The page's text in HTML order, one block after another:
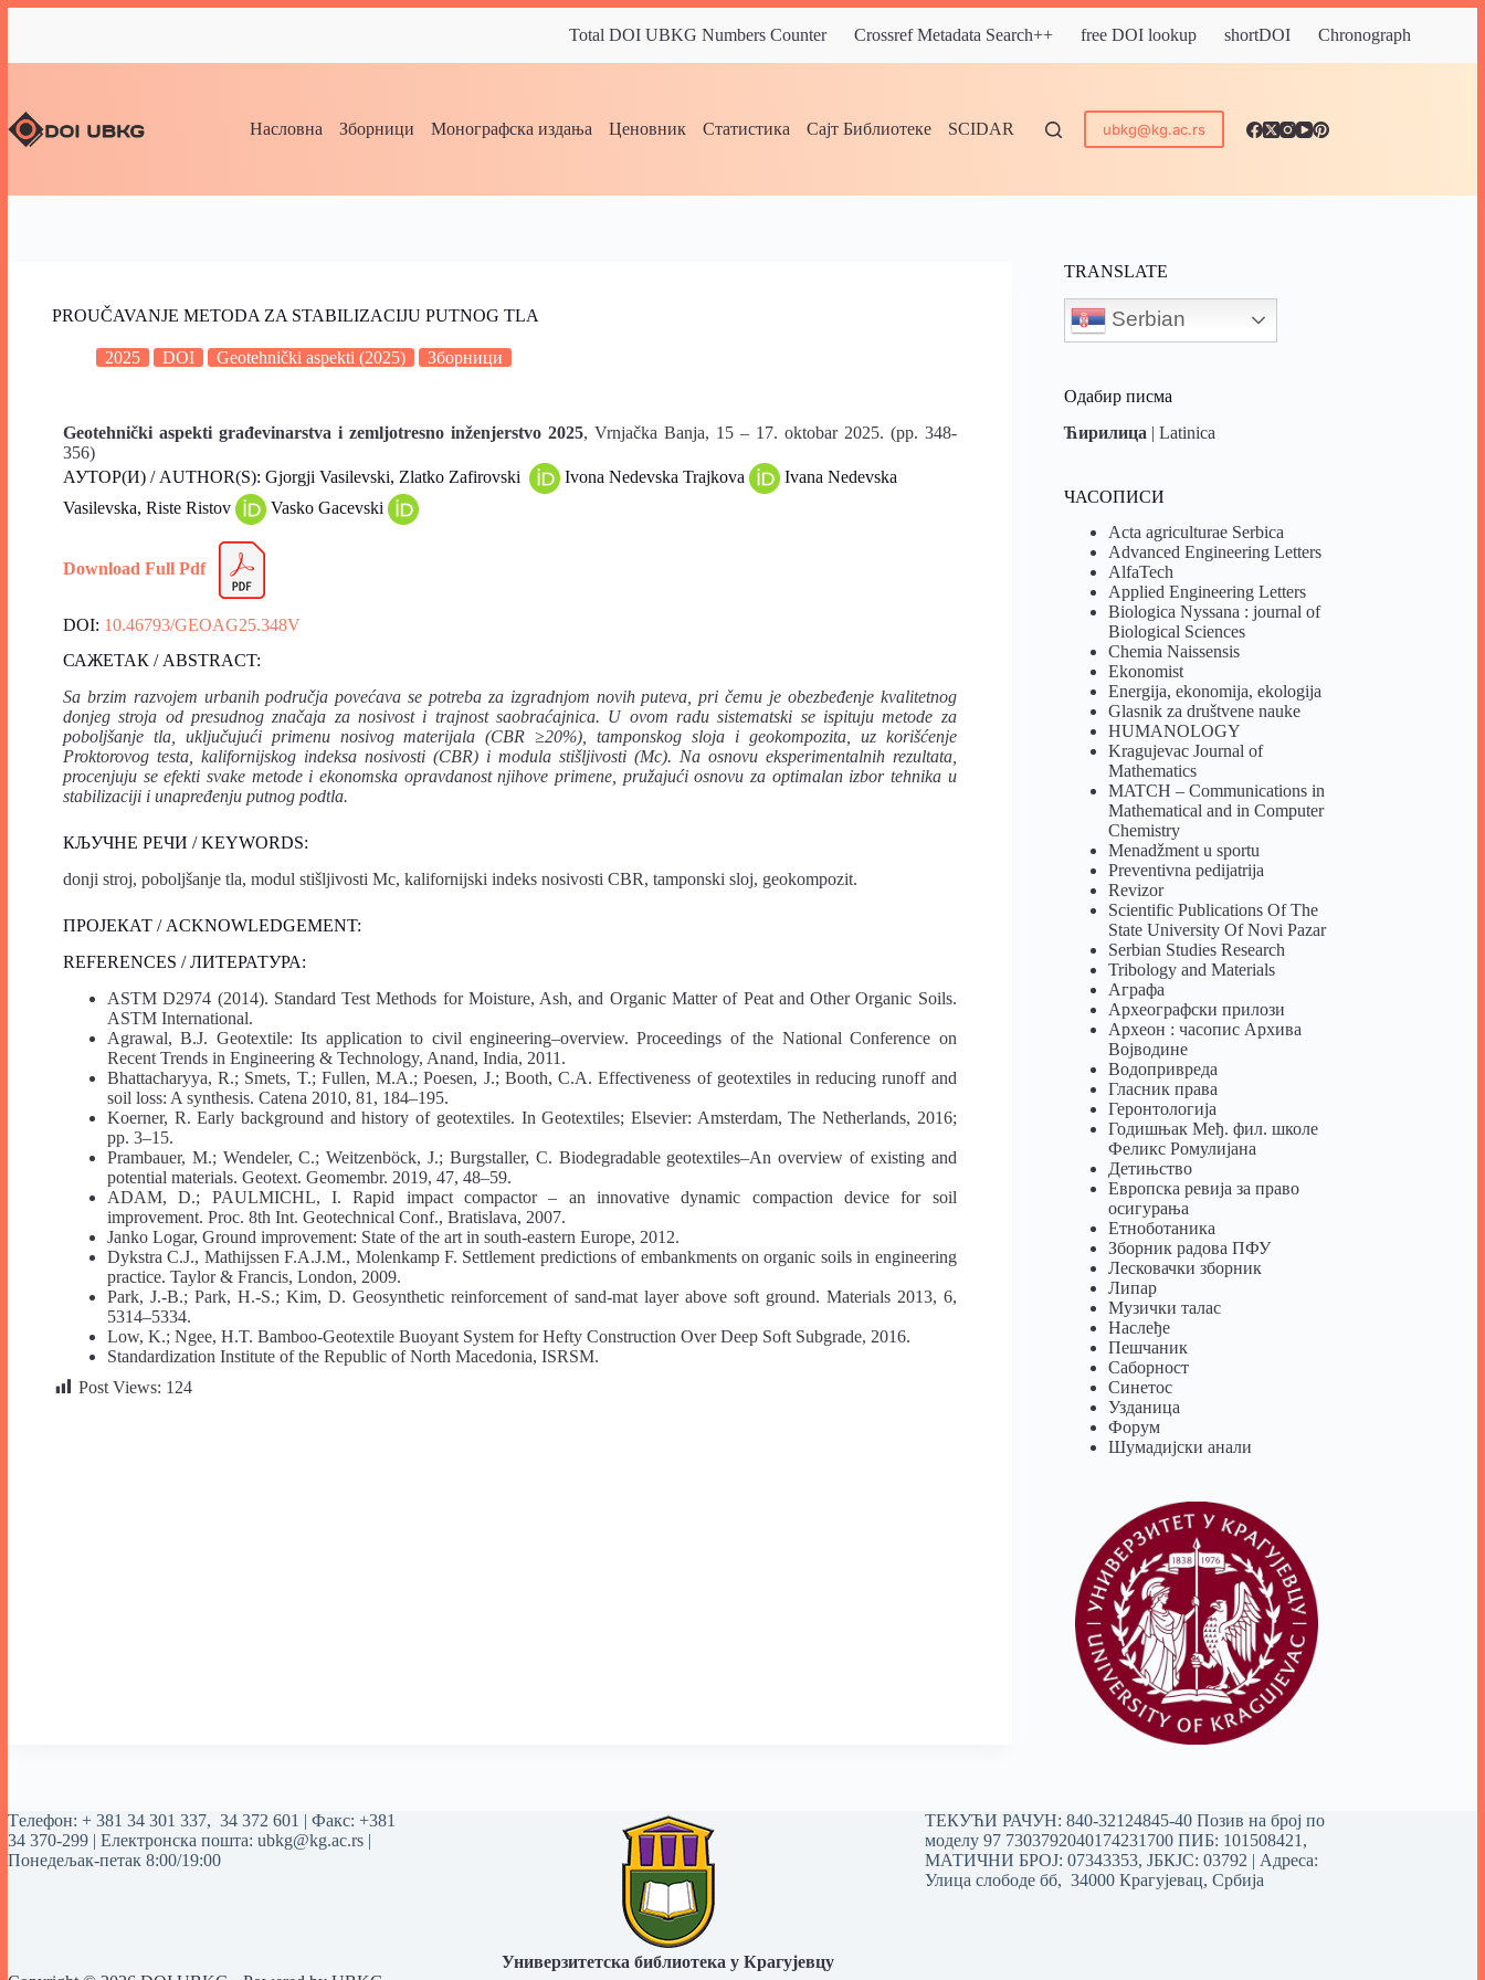
Total DOI UBKG Numbers Counter Crossref Metadata Search++ free DOI lookup shortDOI Chronograph
Насловна Зборници Монографска издања Ценовник Статистика Сајт Библиотеке SCIDAR ubkg@kg.ac.rs
PROUČAVANJE METODA ZA STABILIZACIJU PUTNOG TLA
2025 DOI Geotehnički aspekti (2025) Зборници
Geotehnički aspekti građevinarstva i zemljotresno inženjerstvo 2025, Vrnjačka Banja, 15 – 17. oktobar 2025. (pp. 348-
356)
АУТОР(И) / AUTHOR(S): Gjorgji Vasilevski, Zlatko Zafirovski
Ivona Nedevska Trajkova
Ivana Nedevska
Vasilevska, Riste Ristov
Vasko Gacevski
Download Full Pdf
DOI: 10.46793/GEOAG25.348V
САЖЕТАК / ABSTRACT:
Sa brzim razvojem urbanih područja povećava se potreba za izgradnjom novih puteva, pri čemu je obezbeđenje kvalitetnog
donjeg stroja od presudnog značaja za nosivost i trajnost saobraćajnica. U ovom radu sistematski se ispituju metode za
poboljšanje tla, uključujući primenu nosivog materijala (CBR ≥20%), tamponskog sloja i geokompozita, uz korišćenje
Proktorovog testa, kalifornijskog indeksa nosivosti (CBR) i modula stišljivosti (Mc). Na osnovu eksperimentalnih rezultata,
procenjuju se efekti svake metode i ekonomska opravdanost njihove primene, pružajući osnovu za optimalan izbor tehnika u
stabilizaciji i unapređenju putnog podtla.
КЉУЧНЕ РЕЧИ / KEYWORDS:
donji stroj, poboljšanje tla, modul stišljivosti Mc, kalifornijski indeks nosivosti CBR, tamponski sloj, geokompozit.
ПРОЈЕКАТ / ACKNOWLEDGEMENT:
REFERENCES / ЛИТЕРАТУРА:
ASTM D2974 (2014). Standard Test Methods for Moisture, Ash, and Organic Matter of Peat and Other Organic Soils.
ASTM International.
Agrawal, B.J. Geotextile: Its application to civil engineering–overview. Proceedings of the National Conference on
Recent Trends in Engineering & Technology, Anand, India, 2011.
Bhattacharyya, R.; Smets, T.; Fullen, M.A.; Poesen, J.; Booth, C.A. Effectiveness of geotextiles in reducing runoff and
soil loss: A synthesis. Catena 2010, 81, 184–195.
Koerner, R. Early background and history of geotextiles. In Geotextiles; Elsevier: Amsterdam, The Netherlands, 2016;
pp. 3–15.
Prambauer, M.; Wendeler, C.; Weitzenböck, J.; Burgstaller, C. Biodegradable geotextiles–An overview of existing and
potential materials. Geotext. Geomembr. 2019, 47, 48–59.
ADAM, D.; PAULMICHL, I. Rapid impact compactor – an innovative dynamic compaction device for soil
improvement. Proc. 8th Int. Geotechnical Conf., Bratislava, 2007.
Janko Logar, Ground improvement: State of the art in south-eastern Europe, 2012.
Dykstra C.J., Mathijssen F.A.J.M., Molenkamp F. Settlement predictions of embankments on organic soils in engineering
practice. Taylor & Francis, London, 2009.
Park, J.-B.; Park, H.-S.; Kim, D. Geosynthetic reinforcement of sand-mat layer above soft ground. Materials 2013, 6,
5314–5334.
Low, K.; Ngee, H.T. Bamboo-Geotextile Buoyant System for Hefty Construction Over Deep Soft Subgrade, 2016.
Standardization Institute of the Republic of North Macedonia, ISRSM.
Post Views: 124
TRANSLATE
Serbian
Одабир писма
Ћирилица |Latinica
ЧАСОПИСИ
Acta agriculturae Serbica
Advanced Engineering Letters
AlfaTech
Applied Engineering Letters
Biologica Nyssana : journal of
Biological Sciences
Chemia Naissensis
Ekonomist
Energija, ekonomija, ekologija
Glasnik za društvene nauke
HUMANOLOGY
Kragujevac Journal of
Mathematics
MATCH – Communications in
Mathematical and in Computer
Chemistry
Menadžment u sportu
Preventivna pedijatrija
Revizor
Scientific Publications Of The
State University Of Novi Pazar
Serbian Studies Research
Tribology and Materials
Аграфа
Археографски прилози
Археон : часопис Архива
Војводине
Водопривреда
Гласник права
Геронтологија
Годишњак Међ. фил. школе
Феликс Ромулијана
Детињство
Европска ревија за право
осигурања
Eтноботаника
Зборник радова ПФУ
Лесковачки зборник
Липар
Музички талас
Наслеђе
Пешчаник
Саборност
Синетос
Узданица
Форум
Шумадијски анали
Tелефон: + 381 34 301 337, 34 372 601 | Факс: +381
34 370-299 | Електронска пошта: ubkg@kg.ac.rs |
Понедељак-петак 8:00/19:00
Универзитетска библиотека у Крагујевцу
ТЕКУЋИ РАЧУН: 840-32124845-40 Позив на број по
моделу 97 7303792040174231700ПИБ: 101508421,
МАТИЧНИ БРОЈ: 07343353, ЈБКЈС: 03792 | Aдреса:
Улица слободе бб, 34000 Крагујевац, Србија